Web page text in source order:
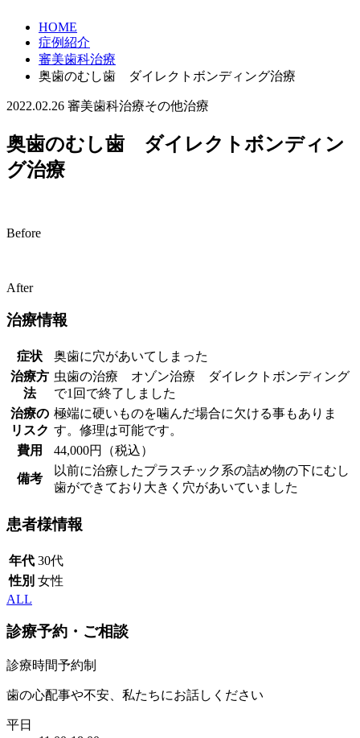
HOME
症例紹介
審美歯科治療
奥歯のむし歯 ダイレクトボンディング治療
2022.02.26 審美歯科治療その他治療
奥歯のむし歯 ダイレクトボンディン
グ治療
Before
After
治療情報
症状
奥歯に穴があいてしまった
治療方
法
虫歯の治療 オゾン治療 ダイレクトボンディング
で1回で終了しました
治療の
リスク
極端に硬いものを噛んだ場合に欠ける事もありま
す。修理は可能です。
費用
44,000円（税込）
備考
以前に治療したプラスチック系の詰め物の下にむし
歯ができており大きく穴があいていました
患者様情報
年代 30代
性別 女性
ALL
診療予約・ご相談
診療時間予約制
歯の心配事や不安、私たちにお話しください
平日